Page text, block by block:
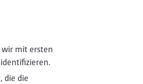
wir mit ersten
die die